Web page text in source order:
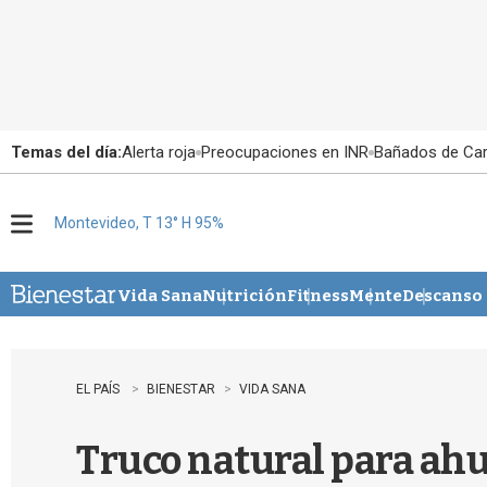
Temas del día:Alerta roja Preocupaciones en INR Bañados de
u
Montevideo, T 13° H 95%
Vida SanaNutriciónFitnessMenteDescanso
EL PAÍS BIENESTAR VIDA SANA
Truco natural para